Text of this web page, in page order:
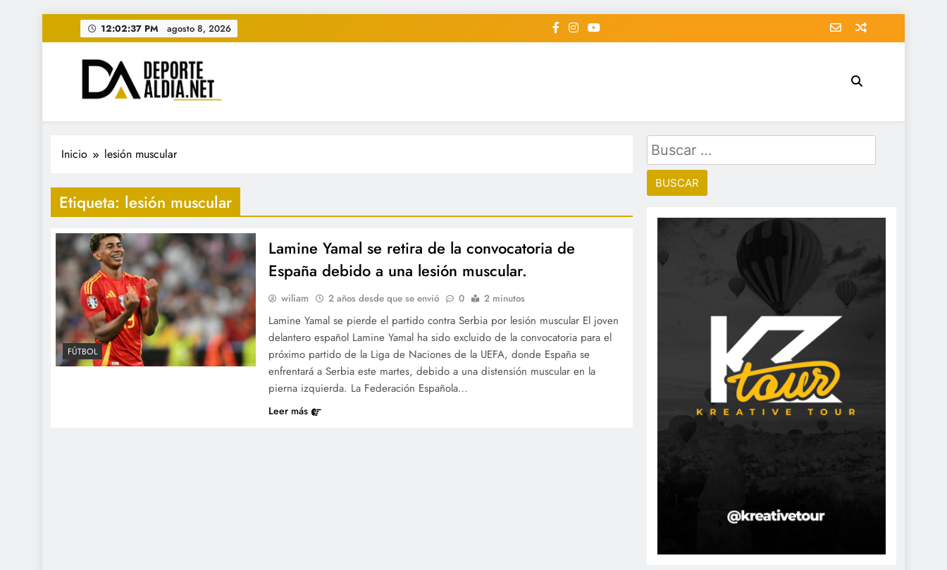
al
contenido
12:02:38 PM agosto 8, 2026
• DEPORTE AL DIA • "Periodico Deportivo Digital"
www.deportealdia.net #deportealdia #deportealdiard #deportealdiaperiodico
Inicio lesión muscular
Etiqueta: lesión muscular
FÚTBOL
Lamine Yamal se retira de la convocatoria de
España debido a una lesión muscular.
wiliam 2 años desde que se envió 0 2 minutos
Lamine Yamal se pierde el partido contra Serbia por lesión muscular El joven
delantero español Lamine Yamal ha sido excluido de la convocatoria para el
próximo partido de la Liga de Naciones de la UEFA, donde España se
enfrentará a Serbia este martes, debido a una distensión muscular en la
pierna izquierda. La Federación Española…
Leer más
Buscar: